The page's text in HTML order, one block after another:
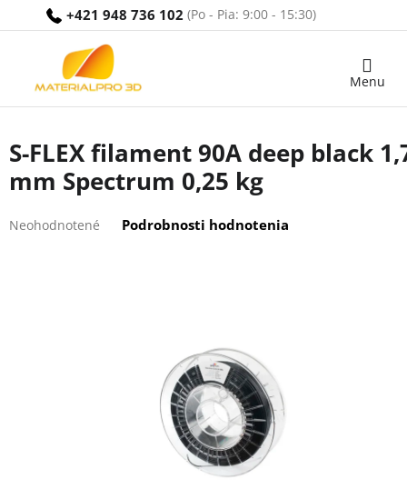
+421 948 736 102
Nákupný
S-FLEX filament 90A deep black
mm Spectrum 0,25 kg
hodnotenie
Neohodnotené Podrobnosti hodnotenia